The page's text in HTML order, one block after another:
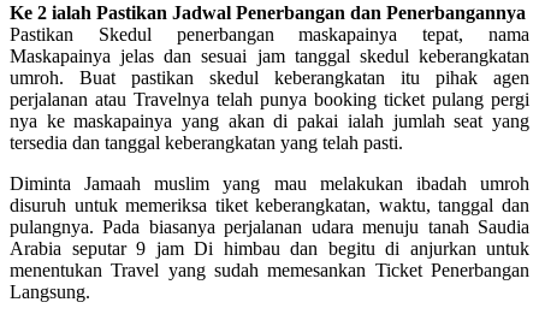
Ke 2 ialah Pastikan Jadwal Penerbangan dan Penerbangannya
Pastikan Skedul penerbangan maskapainya tepat, nama
Maskapainya jelas dan sesuai jam tanggal skedul keberangkatan
umroh. Buat pastikan skedul keberangkatan itu pihak agen
perjalanan atau Travelnya telah punya booking ticket pulang pergi
nya ke maskapainya yang akan di pakai ialah jumlah seat yang
tersedia dan tanggal keberangkatan yang telah pasti.
Diminta Jamaah muslim yang mau melakukan ibadah umroh
disuruh untuk memeriksa tiket keberangkatan, waktu, tanggal dan
pulangnya. Pada biasanya perjalanan udara menuju tanah Saudia
Arabia seputar 9 jam Di himbau dan begitu di anjurkan untuk
menentukan Travel yang sudah memesankan Ticket Penerbangan
Langsung.